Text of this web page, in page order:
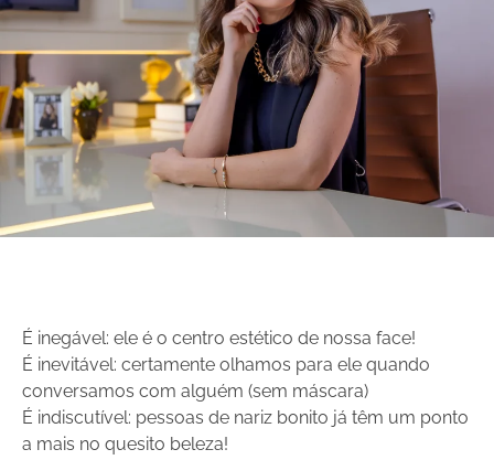
É inegável: ele é o centro estético de nossa face!
É inevitável: certamente olhamos para ele quando
conversamos com alguém (sem máscara)
É indiscutível: pessoas de nariz bonito já têm um ponto
a mais no quesito beleza!